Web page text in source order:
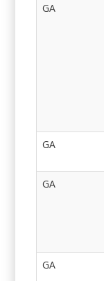
GA
GA
GA
GA